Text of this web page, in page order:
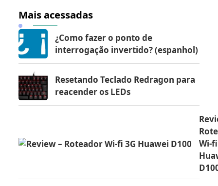
Mais acessadas
¿Como fazer o ponto de
interrogação invertido? (espanhol)
Resetando Teclado Redragon para
reacender os LEDs
Wi-